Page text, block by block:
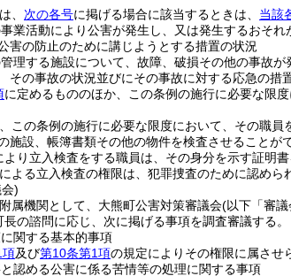
、 次の各号に掲げる場合に該当するときは、 当該
業活動により公害が発生し、又は発生するおそ
害の防止のために講じようとする措置の状況
理する施設について、故障、破損その他の事故
の事故の状況並びにその事故に対する応急の措
に定めるもののほか、この条例の施行に必要な限
この条例の施行に必要な限度において、その職
施設、帳簿書類その他の物件を検査させることが
より立入検査をする職員は、その身分を示す証明
よる立入検査の権限は、犯罪捜査のために認めら
)
属機関として、大熊町公害対策審議会(以下「審
の諮問に応じ、次に掲げる事項を調査審議する。
関する基本的事項
項及び第10条第1項の規定によりその権限に属させ
認める公害に係る苦情等の処理に関する事項